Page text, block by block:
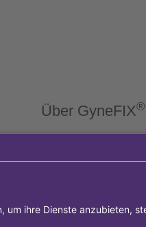
Über GyneFIX®
Die Kupferkette
natürlichen Zyklus der